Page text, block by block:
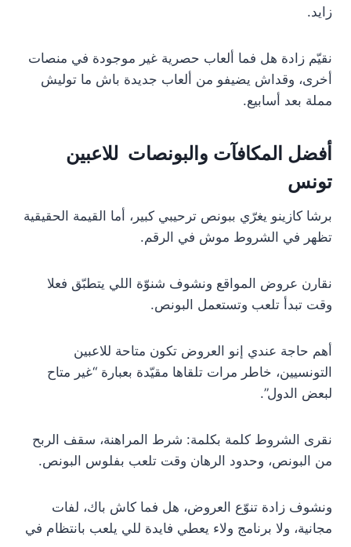
زايد.
نقيّم زادة هل فما ألعاب حصرية غير موجودة في منصات
أخرى، وقداش يضيفو من ألعاب جديدة باش ما توليش
مملة بعد أسابيع.
أفضل المكافآت والبونصات للاعبين
تونس
برشا كازينو يغرّي ببونص ترحيبي كبير، أما القيمة الحقيقية
تظهر في الشروط موش في الرقم.
نقارن عروض المواقع ونشوف شنوّة اللي يتطبّق فعلا
وقت تبدأ تلعب وتستعمل البونص.
أهم حاجة عندي إنو العروض تكون متاحة للاعبين
التونسيين، خاطر مرات تلقاها مقيّدة بعبارة “غير متاح
لبعض الدول”.
نقرى الشروط كلمة بكلمة: شرط المراهنة، سقف الربح
من البونص، وحدود الرهان وقت تلعب بفلوس البونص.
ونشوف زادة تنوّع العروض، هل فما كاش باك، لفات
مجانية، ولا برنامج ولاء يعطي فايدة للي يلعب بانتظام في